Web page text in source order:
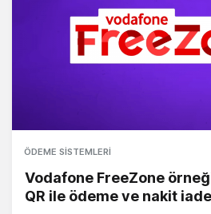
ÖDEME SISTEMLERI
Vodafone FreeZone
QR ile ödeme ve nakit iade